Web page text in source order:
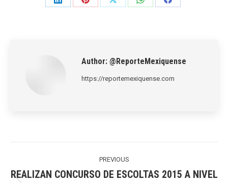
Share
Share
Share
Share
Share
Author: @ReporteMexiquense
https://reportemexiquense.com
PREVIOUS
REALIZAN CONCURSO DE ESCOLTAS 2015 A NIVEL